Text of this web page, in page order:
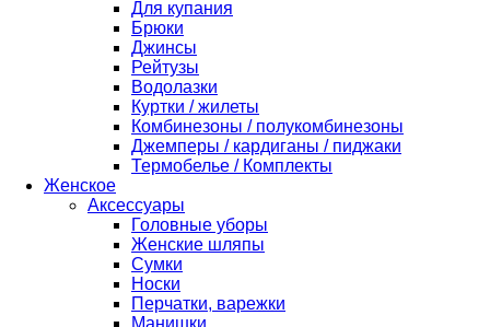
Для купания
Брюки
Джинсы
Рейтузы
Водолазки
Куртки / жилеты
Комбинезоны / полукомбинезоны
Джемперы / кардиганы / пиджаки
Термобелье / Комплекты
Женское
Аксессуары
Головные уборы
Женские шляпы
Сумки
Носки
Перчатки, варежки
Манишки